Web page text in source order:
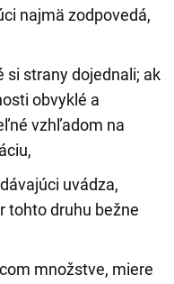
najmä zodpovedá,
si strany dojednali; ak
obvyklé a
vzhľadom na
uvádza,
tohto druhu bežne
množstve, miere